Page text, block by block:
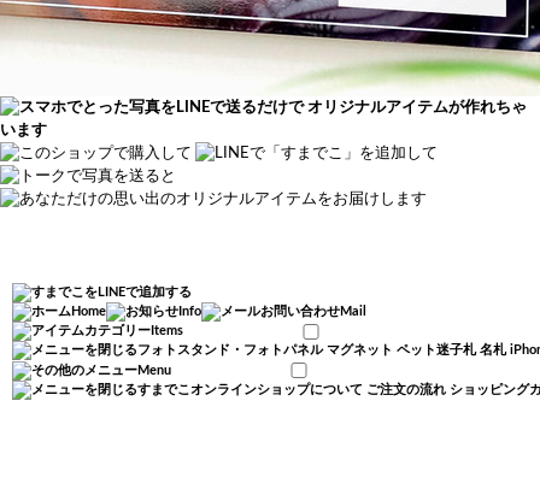
Home Info
Mail
Items
フォトスタンド・フォトパネルマグネット ペット迷子札名札
Menu
すまでこオンラインショップについて ご注文の流れ ショッピング